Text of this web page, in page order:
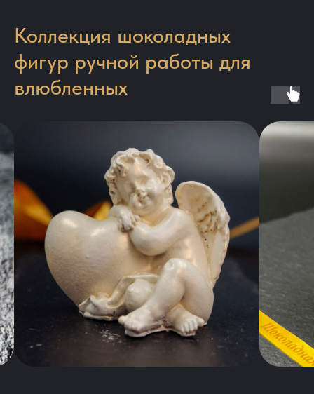
Коллекция шоколадных
фигур ручной работы для
влюбленных